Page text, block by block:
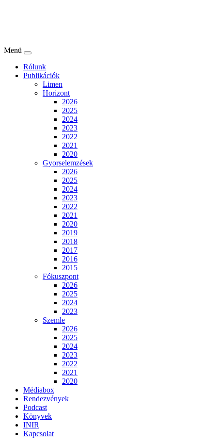
Menü
Rólunk
Publikációk
Limen
Horizont
2026
2025
2024
2023
2022
2021
2020
Gyorselemzések
2026
2025
2024
2023
2022
2021
2020
2019
2018
2017
2016
2015
Fókuszpont
2026
2025
2024
2023
Szemle
2026
2025
2024
2023
2022
2021
2020
Médiabox
Rendezvények
Podcast
Könyvek
INIR
Kapcsolat